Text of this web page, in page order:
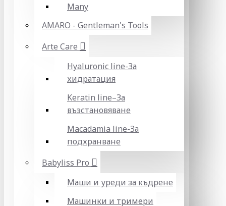
Many
AMARO - Gentleman's Tools
Arte Care
Hyaluronic line-За
хидратация
Keratin line–За
възстановяване
Macadamia line-За
подхранване
Babyliss Pro
Маши и уреди за къдрене
Машинки и тримери